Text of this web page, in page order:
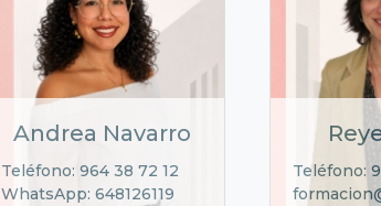
Andrea Navarro
Teléfono: 964 38 72 12
WhatsApp: 648126119
Teléfono: